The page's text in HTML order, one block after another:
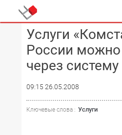
Услуги
России можно
через
09:15 26.05.2008
Ключевые слова : Услуги